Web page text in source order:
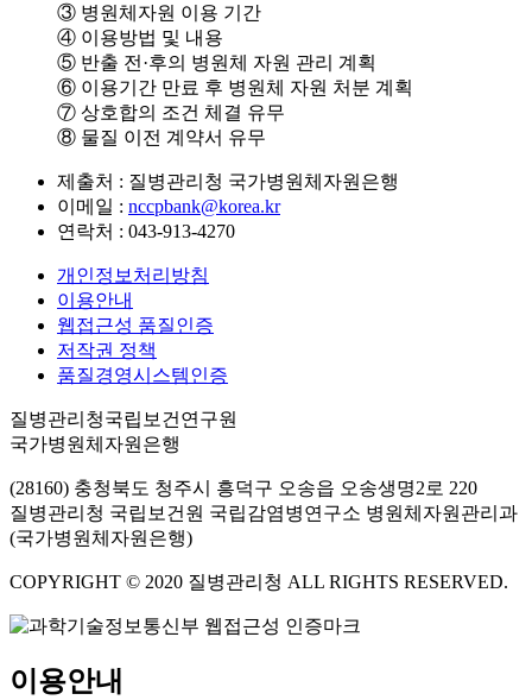
③ 병원체자원 이용 기간
④ 이용방법 및 내용
⑤ 반출 전·후의 병원체 자원 관리 계획
⑥ 이용기간 만료 후 병원체 자원 처분 계획
⑦ 상호합의 조건 체결 유무
⑧ 물질 이전 계약서 유무
제출처 : 질병관리청 국가병원체자원은행
이메일 : nccpbank@korea.kr
연락처 : 043-913-4270
개인정보처리방침
이용안내
웹접근성 품질인증
저작권 정책
품질경영시스템인증
질병관리청국립보건연구원
국가병원체자원은행
(28160) 충청북도 청주시 흥덕구 오송읍 오송생명2로 220
질병관리청 국립보건원 국립감염병연구소 병원체자원관리과
(국가병원체자원은행)
COPYRIGHT © 2020 질병관리청 ALL RIGHTS RESERVED.
이용안내